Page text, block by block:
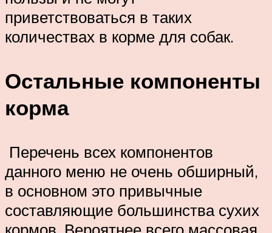
приветствоваться в таких
количествах в корме для собак.
Остальные компоненты
корма
Перечень всех компонентов
данного меню не очень обширный,
в основном это привычные
составляющие большинства сухих